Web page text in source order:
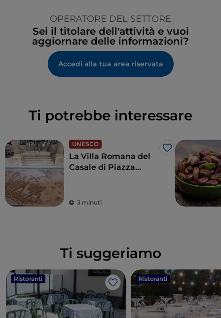
OPERATORE DEL SETTORE
Sei il titolare dell'attività e vuoi
aggiornare delle informazioni?
Accedi alla tua area riservata
Ti potrebbe interessare
UNESCO
Like
La Villa Romana del
Casale di Piazza
3 minuti
Ti suggeriamo
Ristoranti
Like
Ristoranti